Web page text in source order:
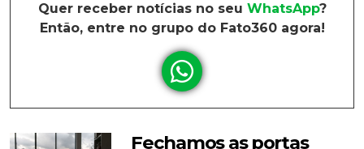
Quer receber notícias no seu WhatsApp?
Então, entre no grupo do Fato360 agora!
Fechamos as portas